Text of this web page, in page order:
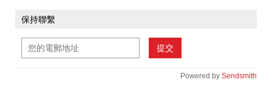
保持聯繫
提交
Powered by Sendsmith